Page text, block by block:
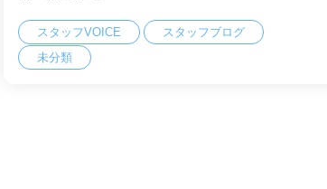
スタッフVOICE
スタッフブログ
未分類